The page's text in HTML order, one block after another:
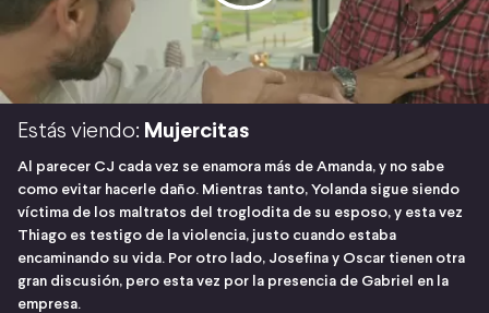
Estás viendo: Mujercitas
Al parecer CJ cada vez se enamora más de Amanda, y no sabe
como evitar hacerle daño. Mientras tanto, Yolanda sigue siendo
víctima de los maltratos del troglodita de su esposo, y esta vez
Thiago es testigo de la violencia, justo cuando estaba
encaminando su vida. Por otro lado, Josefina y Oscar tienen otra
gran discusión, pero esta vez por la presencia de Gabriel en la
empresa.